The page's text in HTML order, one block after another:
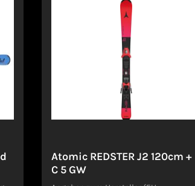
Atomic REDSTER J2 120cm +
C 5 GW